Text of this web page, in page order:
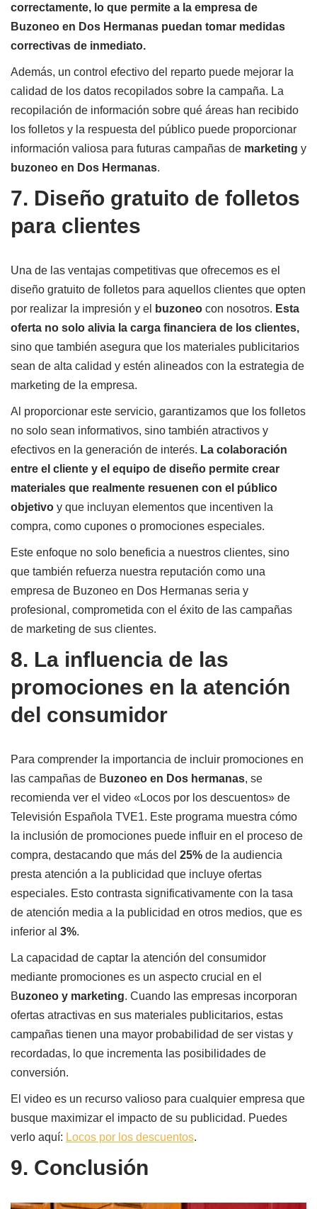
correctamente, lo que permite a la empresa de
Buzoneo en Dos Hermanas puedan tomar medidas
correctivas de inmediato.
Además, un control efectivo del reparto puede mejorar la
calidad de los datos recopilados sobre la campaña. La
recopilación de información sobre qué áreas han recibido
los folletos y la respuesta del público puede proporcionar
información valiosa para futuras campañas de marketing y
buzoneo en Dos Hermanas.
7. Diseño gratuito de folletos
para clientes
Una de las ventajas competitivas que ofrecemos es el
diseño gratuito de folletos para aquellos clientes que opten
por realizar la impresión y el
buzoneo con nosotros. Esta
oferta no solo alivia la carga financiera de los clientes,
sino que también asegura que los materiales publicitarios
sean de alta calidad y estén alineados con la estrategia de
marketing de la empresa.
Al proporcionar este servicio, garantizamos que los folletos
no solo sean informativos, sino también atractivos y
efectivos en la generación de interés. La colaboración
entre el cliente y el equipo de diseño permite crear
materiales que realmente resuenen con el público
objetivo y que incluyan elementos que incentiven la
compra, como cupones o promociones especiales.
Este enfoque no solo beneficia a nuestros clientes, sino
que también refuerza nuestra reputación como una
empresa de Buzoneo en Dos Hermanas seria y
profesional, comprometida con el éxito de las campañas
de marketing de sus clientes.
8. La influencia de las
promociones en la atención
del consumidor
Para comprender la importancia de incluir promociones en
las campañas de Buzoneo en Dos hermanas, se
recomienda ver el video «Locos por los descuentos» de
Televisión Española TVE1. Este programa muestra cómo
la inclusión de promociones puede influir en el proceso de
compra, destacando que más del 25% de la audiencia
presta atención a la publicidad que incluye ofertas
especiales. Esto contrasta significativamente con la tasa
de atención media a la publicidad en otros medios, que es
inferior al 3%.
La capacidad de captar la atención del consumidor
mediante promociones es un aspecto crucial en el
Buzoneo y marketing. Cuando las empresas incorporan
ofertas atractivas en sus materiales publicitarios, estas
campañas tienen una mayor probabilidad de ser vistas y
recordadas, lo que incrementa las posibilidades de
conversión.
El video es un recurso valioso para cualquier empresa que
busque maximizar el impacto de su publicidad. Puedes
verlo aquí: Locos por los descuentos.
9. Conclusión